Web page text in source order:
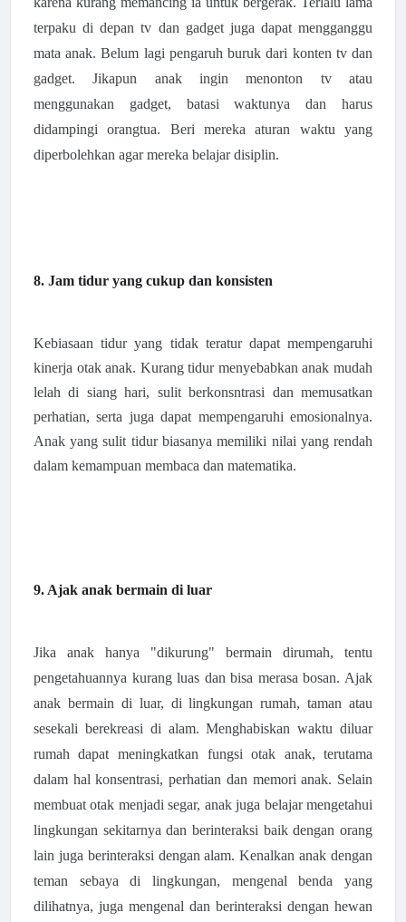
terpaku di depan tv dan gadget juga dapat mengganggu
mata anak. Belum lagi pengaruh buruk dari konten tv dan
gadget. Jikapun anak ingin menonton tv atau
menggunakan gadget, batasi waktunya dan harus
didampingi orangtua. Beri mereka aturan waktu yang
diperbolehkan agar mereka belajar disiplin.
8. Jam tidur yang cukup dan konsisten
Kebiasaan tidur yang tidak teratur dapat mempengaruhi
kinerja otak anak. Kurang tidur menyebabkan anak mudah
lelah di siang hari, sulit berkonsntrasi dan memusatkan
perhatian, serta juga dapat mempengaruhi emosionalnya.
Anak yang sulit tidur biasanya memiliki nilai yang rendah
dalam kemampuan membaca dan matematika.
9. Ajak anak bermain di luar
Jika anak hanya "dikurung"
bermain dirumah, tentu
pengetahuannya kurang luas dan bisa merasa bosan. Ajak
anak bermain di luar, di lingkungan rumah, taman atau
sesekali berekreasi di alam. Menghabiskan waktu diluar
rumah dapat meningkatkan fungsi otak anak, terutama
dalam hal konsentrasi, perhatian dan memori anak. Selain
membuat otak menjadi segar, anak juga belajar mengetahui
lingkungan sekitarnya dan berinteraksi baik dengan orang
lain juga berinteraksi dengan alam. Kenalkan anak dengan
teman sebaya di lingkungan, mengenal benda yang
dilihatnya, juga mengenal dan berinteraksi dengan hewan